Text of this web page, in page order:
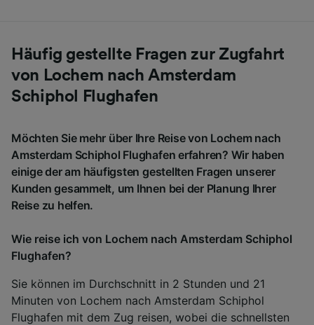
Häufig gestellte Fragen zur Zugfahrt
von Lochem nach Amsterdam
Schiphol Flughafen
Möchten Sie mehr über Ihre Reise von Lochem nach
Amsterdam Schiphol Flughafen erfahren? Wir haben
einige der am häufigsten gestellten Fragen unserer
Kunden gesammelt, um Ihnen bei der Planung Ihrer
Reise zu helfen.
Wie reise ich von Lochem nach Amsterdam Schiphol
Flughafen?
Sie können im Durchschnitt in 2 Stunden und 21
Minuten von Lochem nach Amsterdam Schiphol
Flughafen mit dem Zug reisen, wobei die schnellsten